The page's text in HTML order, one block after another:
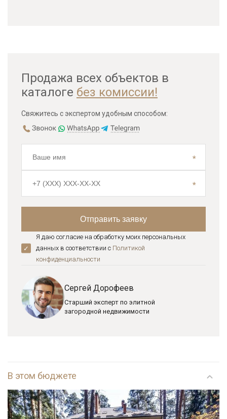
Продажа всех объектов в
каталоге без комиссии!
Свяжитесь с экспертом удобным способом:
Я даю согласие на обработку моих персональных
данных в соответствии с Политикой
конфиденциальноcти
Сергей Дорофеев
Старший эксперт по элитной
загородной недвижимости
В этом бюджете